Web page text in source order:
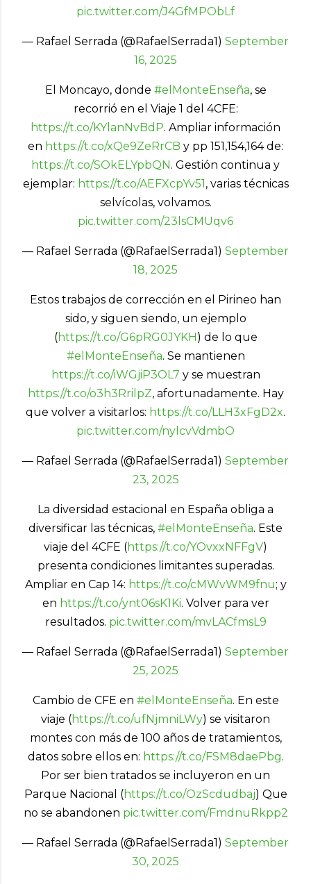
pic.twitter.com/J4GfMPObLf
— Rafael Serrada (@RafaelSerrada1) September
16, 2025
El Moncayo, donde #elMonteEnseña, se
recorrió en el Viaje 1 del 4CFE:
https://t.co/KYlanNvBdP. Ampliar información
en https://t.co/xQe9ZeRrCB y pp 151,154,164 de:
https://t.co/SOkELYpbQN. Gestión continua y
ejemplar: https://t.co/AEFXcpYv51, varias técnicas
selvícolas, volvamos.
pic.twitter.com/23lsCMUqv6
— Rafael Serrada (@RafaelSerrada1) September
18, 2025
Estos trabajos de corrección en el Pirineo han
sido, y siguen siendo, un ejemplo
(https://t.co/G6pRG0JYKH) de lo que
#elMonteEnseña. Se mantienen
https://t.co/iWGjiP3OL7 y se muestran
https://t.co/o3h3RrilpZ, afortunadamente. Hay
que volver a visitarlos: https://t.co/LLH3xFgD2x.
pic.twitter.com/nylcvVdmbO
— Rafael Serrada (@RafaelSerrada1) September
23, 2025
La diversidad estacional en España obliga a
diversificar las técnicas, #elMonteEnseña. Este
viaje del 4CFE (https://t.co/YOvxxNFFgV)
presenta condiciones limitantes superadas.
Ampliar en Cap 14: https://t.co/cMWvWM9fnu; y
en https://t.co/ynt06sK1Ki. Volver para ver
resultados. pic.twitter.com/mvLACfmsL9
— Rafael Serrada (@RafaelSerrada1) September
25, 2025
Cambio de CFE en #elMonteEnseña. En este
viaje (https://t.co/ufNjmniLWy) se visitaron
montes con más de 100 años de tratamientos,
datos sobre ellos en: https://t.co/FSM8daePbg.
Por ser bien tratados se incluyeron en un
Parque Nacional (https://t.co/OzScdudbaj) Que
no se abandonen pic.twitter.com/FmdnuRkpp2
— Rafael Serrada (@RafaelSerrada1) September
30, 2025